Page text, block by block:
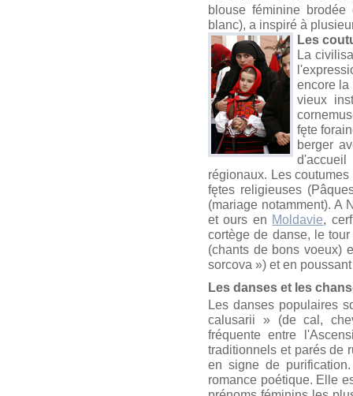
blouse féminine
blanc), a inspiré à
Les
La
encore la
vieux
fęte
berger
d'accueil
régionaux. Les
fętes religieuses
(mariage notamment). A
et ours en Moldavie,
cortège de danse, le
(chants de bons voeux)
sorcova ») et en
Les danses et les
Les danses populaires
calusarii » (de cal,
fréquente entre
traditionnels et parés de
en signe de
romance poétique. Elle